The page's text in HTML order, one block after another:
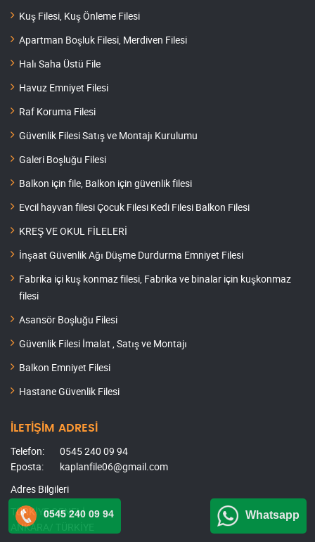
Kuş Filesi, Kuş Önleme Filesi
Apartman Boşluk Filesi, Merdiven Filesi
Halı Saha Üstü File
Havuz Emniyet Filesi
Raf Koruma Filesi
Güvenlik Filesi Satış ve Montajı Kurulumu
Galeri Boşluğu Filesi
Balkon için file, Balkon için güvenlik filesi
Evcil hayvan filesi Çocuk Filesi Kedi Filesi Balkon Filesi
KREŞ VE OKUL FİLELERİ
İnşaat Güvenlik Ağı Düşme Durdurma Emniyet Filesi
Fabrika içi kuş konmaz filesi, Fabrika ve binalar için kuşkonmaz
filesi
Asansör Boşluğu Filesi
Güvenlik Filesi İmalat , Satış ve Montajı
Balkon Emniyet Filesi
Hastane Güvenlik Filesi
İLETİŞİM ADRESİ
Telefon:
0545 240 09 94
Eposta:
kaplanfile06@gmail.com
Adres Bilgileri
TÜRKİYE GENELİ
ANKARA/ TÜRKİYE
0545 240 09 94 Whatsapp